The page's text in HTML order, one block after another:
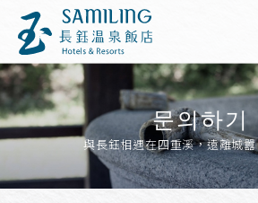
문의하기
與長鈺相遇在四重溪，遠離城